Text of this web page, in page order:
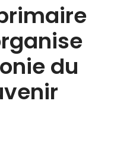
du